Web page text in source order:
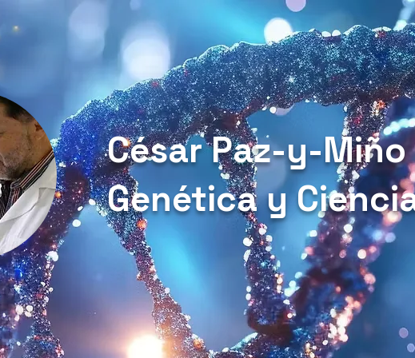
César Paz-y-Miño
Genética y